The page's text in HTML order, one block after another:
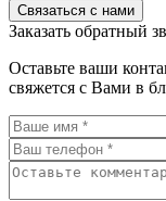
Связаться с нами
Заказать обратный
Оставьте ваши
свяжется с Вами в